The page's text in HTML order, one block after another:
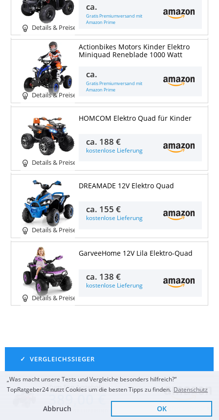
Zum Top Angebot
KOSTENLOSE LIEFERUNG Sofort Lieferbar
Details & Preise
ca.
Gratis Premiumversand mit
Amazon Prime
Details & Preise
Actionbikes Motors Kinder Elektro
Miniquad Reneblade 1000 Watt
ca.
Gratis Premiumversand mit
Amazon Prime
Details & Preise
HOMCOM Elektro Quad für Kinder
ca. 188 €
kostenlose Lieferung
Details & Preise
DREAMADE 12V Elektro Quad
ca. 155 €
kostenlose Lieferung
Details & Preise
GarveeHome 12V Lila Elektro-Quad
ca. 138 €
kostenlose Lieferung
SEHR GUT (1,2
Actionbikes Motors Mini
Kinder Elektro Quad ATV
„Was macht unsere Tests und Vergleiche besonders hilfreich?“
TopRatgeber24 nutzt Cookies um die besten Tipps zu finden. Datenschutz
Abbruch OK